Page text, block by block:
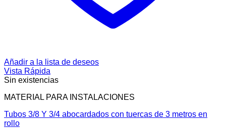
Añadir a la lista de deseos
Vista Rápida
Sin existencias
MATERIAL PARA INSTALACIONES
Tubos 3/8 Y 3/4 abocardados con tuercas de 3 metros en
rollo